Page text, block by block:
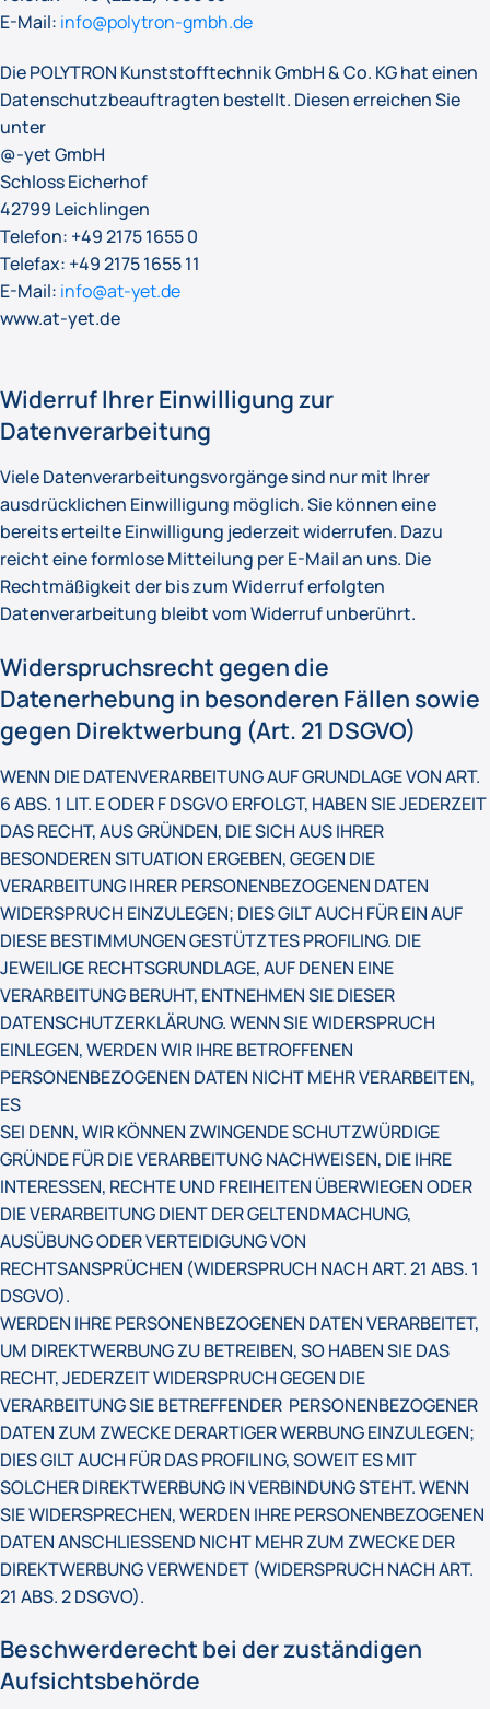
E-Mail: info@polytron-gmbh.de
Die POLYTRON Kunststofftechnik GmbH & Co. KG hat einen
Datenschutzbeauftragten bestellt. Diesen erreichen Sie
unter
@-yet GmbH
Schloss Eicherhof
42799 Leichlingen
Telefon: +49 2175 1655 0
Telefax: +49 2175 1655 11
E-Mail: info@at-yet.de
www.at-yet.de
Widerruf Ihrer Einwilligung zur
Datenverarbeitung
Viele Datenverarbeitungsvorgänge sind nur mit Ihrer
ausdrücklichen Einwilligung möglich. Sie können eine
bereits erteilte Einwilligung jederzeit widerrufen. Dazu
reicht eine formlose Mitteilung per E-Mail an uns. Die
Rechtmäßigkeit der bis zum Widerruf erfolgten
Datenverarbeitung bleibt vom Widerruf unberührt.
Widerspruchsrecht gegen die
Datenerhebung in besonderen Fällen sowie
gegen Direktwerbung (Art. 21 DSGVO)
WENN DIE DATENVERARBEITUNG AUF GRUNDLAGE VON ART.
6 ABS. 1 LIT. E ODER F DSGVO ERFOLGT, HABEN SIE JEDERZEIT
DAS RECHT, AUS GRÜNDEN, DIE SICH AUS IHRER
BESONDEREN SITUATION ERGEBEN, GEGEN DIE
VERARBEITUNG IHRER PERSONENBEZOGENEN DATEN
WIDERSPRUCH EINZULEGEN; DIES GILT AUCH FÜR EIN AUF
DIESE BESTIMMUNGEN GESTÜTZTES PROFILING. DIE
JEWEILIGE RECHTSGRUNDLAGE, AUF DENEN EINE
VERARBEITUNG BERUHT, ENTNEHMEN SIE DIESER
DATENSCHUTZERKLÄRUNG. WENN SIE WIDERSPRUCH
EINLEGEN, WERDEN WIR IHRE BETROFFENEN
PERSONENBEZOGENEN DATEN NICHT MEHR VERARBEITEN,
ES
SEI DENN, WIR KÖNNEN ZWINGENDE SCHUTZWÜRDIGE
GRÜNDE FÜR DIE VERARBEITUNG NACHWEISEN, DIE IHRE
INTERESSEN, RECHTE UND FREIHEITEN ÜBERWIEGEN ODER
DIE VERARBEITUNG DIENT DER GELTENDMACHUNG,
AUSÜBUNG ODER VERTEIDIGUNG VON
RECHTSANSPRÜCHEN (WIDERSPRUCH NACH ART. 21 ABS. 1
DSGVO).
WERDEN IHRE PERSONENBEZOGENEN DATEN VERARBEITET,
UM DIREKTWERBUNG ZU BETREIBEN, SO HABEN SIE DAS
RECHT, JEDERZEIT WIDERSPRUCH GEGEN DIE
VERARBEITUNG SIE BETREFFENDER PERSONENBEZOGENER
DATEN ZUM ZWECKE DERARTIGER WERBUNG EINZULEGEN;
DIES GILT AUCH FÜR DAS PROFILING, SOWEIT ES MIT
SOLCHER DIREKTWERBUNG IN VERBINDUNG STEHT. WENN
SIE WIDERSPRECHEN, WERDEN IHRE PERSONENBEZOGENEN
DATEN ANSCHLIESSEND NICHT MEHR ZUM ZWECKE DER
DIREKTWERBUNG VERWENDET (WIDERSPRUCH NACH ART.
21 ABS. 2 DSGVO).
Beschwerderecht bei der zuständigen
Aufsichtsbehörde